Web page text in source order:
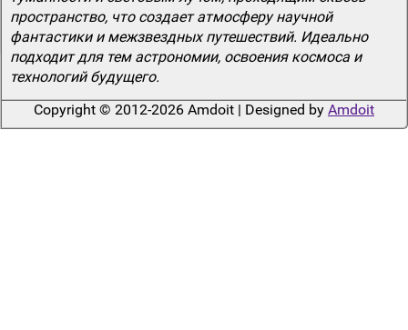
пространство, что создает атмосферу научной
фантастики и межзвездных путешествий. Идеально
подходит для тем астрономии, освоения космоса и
технологий будущего.
Copyright © 2012-2026 Amdoit | Designed by Amdoit